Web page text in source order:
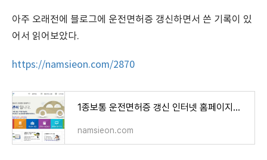
아주 오래전에 블로그에 운전면허증 갱신하면서 쓴 기록이 있
어서 읽어보았다.
https://namsieon.com/2870
1종보통 운전면허증 갱신 인터넷 홈페이지에서 신청하기
namsieon.com